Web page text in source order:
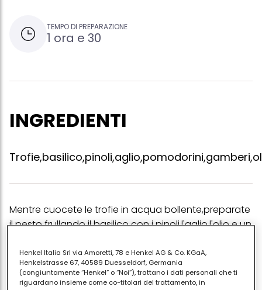
TEMPO DI PREPARAZIONE
1 ora e 30
INGREDIENTI
Mentre cuocete le trofie in acqua bollente,preparate
il pesto frullando il basilico con i pinoli,l'aglio,l'olio e un
gamberi privati di testa e guscio insieme ai
pomodorini tagliati a metà per 5 minuti,salate e
pepate.scolate la pasta e saltatela in questa
Henkel Italia Srl via Amoretti, 78 e Henkel AG & Co. KGaA,
Henkelstrasse 67, 40589 Duesseldorf, Germania
(congiuntamente “Henkel” o “Noi”), trattano i dati personali che ti
riguardano insieme come co-titolari del trattamento, in